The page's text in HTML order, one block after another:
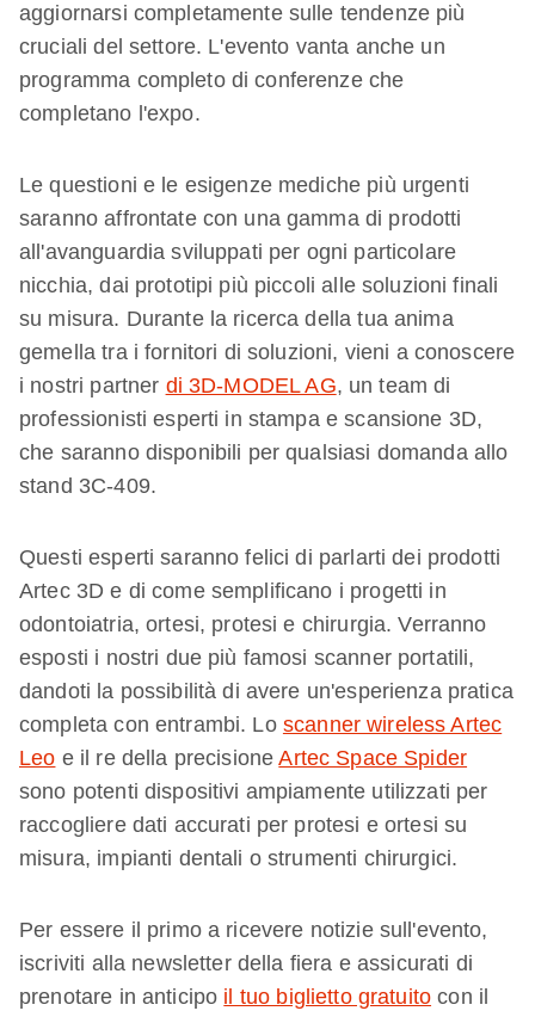
aggiornarsi completamente sulle tendenze più
cruciali del settore. L'evento vanta anche un
programma completo di conferenze che
completano l'expo.
Le questioni e le esigenze mediche più urgenti
saranno affrontate con una gamma di prodotti
all'avanguardia sviluppati per ogni particolare
nicchia, dai prototipi più piccoli alle soluzioni finali
su misura. Durante la ricerca della tua anima
gemella tra i fornitori di soluzioni, vieni a conoscere
i nostri partner di 3D-MODEL AG, un team di
professionisti esperti in stampa e scansione 3D,
che saranno disponibili per qualsiasi domanda allo
stand 3C-409.
Questi esperti saranno felici di parlarti dei prodotti
Artec 3D e di come semplificano i progetti in
odontoiatria, ortesi, protesi e chirurgia. Verranno
esposti i nostri due più famosi scanner portatili,
dandoti la possibilità di avere un'esperienza pratica
completa con entrambi. Lo scanner wireless Artec
Leo e il re della precisioneArtec Space Spider
sono potenti dispositivi ampiamente utilizzati per
raccogliere dati accurati per protesi e ortesi su
misura, impianti dentali o strumenti chirurgici.
Per essere il primo a ricevere notizie sull'evento,
iscriviti alla newsletter della fiera e assicurati di
prenotare in anticipo il tuo biglietto gratuito con il